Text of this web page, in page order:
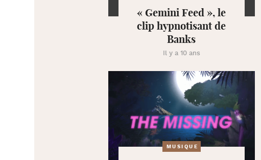
« Gemini Feed », le
clip hypnotisant de
Banks
Il y a 10 ans
MUSIQUE